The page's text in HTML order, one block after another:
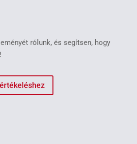
rólunk, és segítsen, hogy